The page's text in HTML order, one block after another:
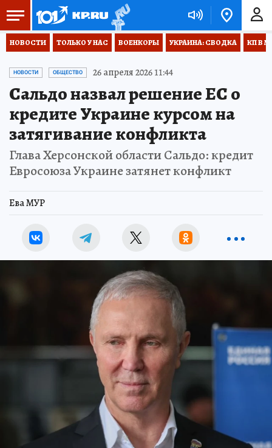
НОВОСТИ ТОЛЬКО У НАС ВОЕНКОРЫ УКРАИНА: СВОДКА КП В
НОВОСТИ ОБЩЕСТВО 26 апреля 2026 11:44
Сальдо назвал решение ЕС о
кредите Украине курсом на
затягивание конфликта
Глава Херсонской области Сальдо: кредит
Евросоюза Украине затянет конфликт
Ева МУР